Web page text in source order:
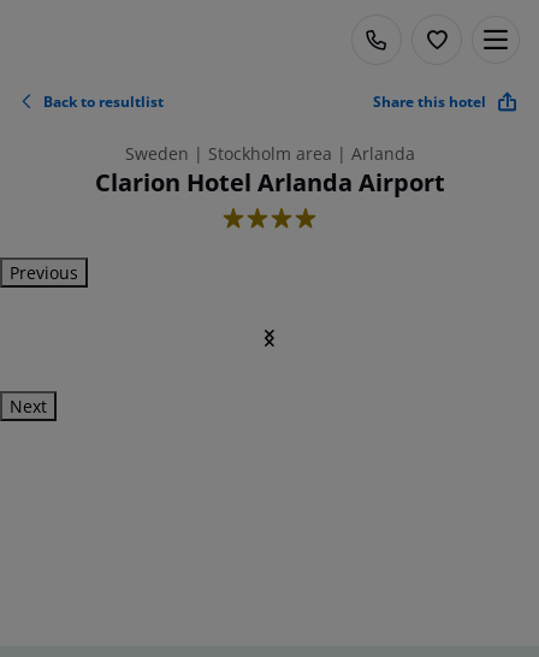
Back to resultlist Share this hotel
Sweden | Stockholm area | Arlanda
Clarion Hotel Arlanda Airport
4
Previous
Next